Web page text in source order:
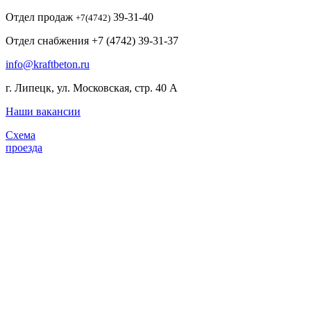
Отдел продаж +7(4742) 39-31-40
Отдел снабжения +7 (4742) 39-31-37
info@kraftbeton.ru
г. Липецк, ул. Московская, стр. 40 А
Наши вакансии
Схема
проезда